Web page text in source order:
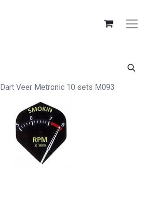
Dart Veer Metronic 10 sets M093